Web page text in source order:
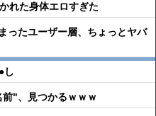
れた身体エロすぎた
ったユーザー層、ちょっとヤバ
し
前"、見つかるｗｗｗ